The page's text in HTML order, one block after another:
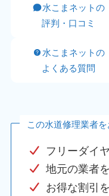
水こまネットの
評判・口コミ
水こまネットの
よくある質問
この水道修理業者
フリーダイ
地元の業者
お得な割引